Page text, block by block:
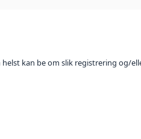
kan be om slik registrering og/